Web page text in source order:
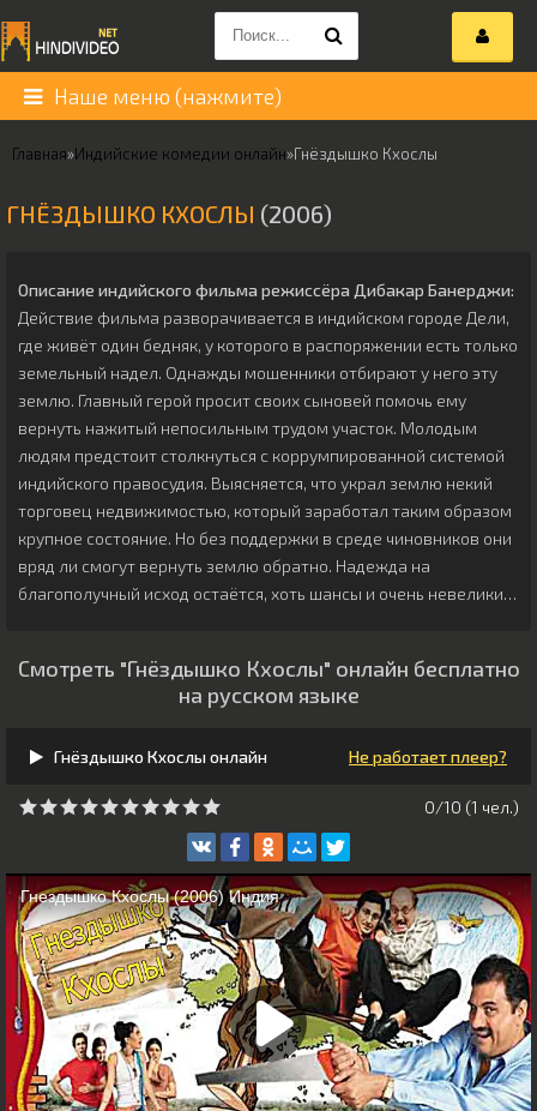
Наше меню (нажмите)
Главная»Индийские комедии онлайн»Гнёздышко Кхослы
ГНЁЗДЫШКО КХОСЛЫ (2006)
Описание индийского фильма режиссёра Дибакар Банерджи:
Действие фильма разворачивается в индийском городе Дели,
где живёт один бедняк, у которого в распоряжении есть только
земельный надел. Однажды мошенники отбирают у него эту
землю. Главный герой просит своих сыновей помочь ему
вернуть нажитый непосильным трудом участок. Молодым
людям предстоит столкнуться с коррумпированной системой
индийского правосудия. Выясняется, что украл землю некий
торговец недвижимостью, который заработал таким образом
крупное состояние. Но без поддержки в среде чиновников они
вряд ли смогут вернуть землю обратно. Надежда на
благополучный исход остаётся, хоть шансы и очень невелики…
Смотреть "Гнёздышко Кхослы" онлайн бесплатно
на русском языке
Гнёздышко Кхослы онлайн Не работает плеер?
0/10 (1 чeл.)